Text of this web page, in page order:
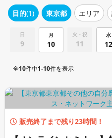
目的(1) 東京都 エリア
日
9
月
10
火・祝
11
水
12
全10件中1-10件を表示
販売終了まで残り23時間！